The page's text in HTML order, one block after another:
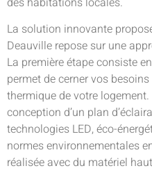
La solution innovante
Deauville repose sur une
La première étape consiste
permet de cerner vos
thermique de votre
conception d’un plan
technologies LED, éco-
normes environnementales
réalisée avec du matériel